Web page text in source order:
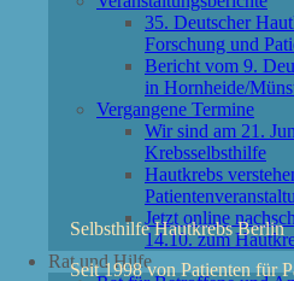
35. Deutscher
Forschung und
Bericht vom 9.
in Hornheide/
Vergangene Termine
Wir sind am 21.
Krebsselbsthilfe
Hautkrebs
Jetzt online
14.10. zum
Rat und Hilfe
Selbsthilfe Hautkrebs Berlin
Seit 1998 von Patienten für